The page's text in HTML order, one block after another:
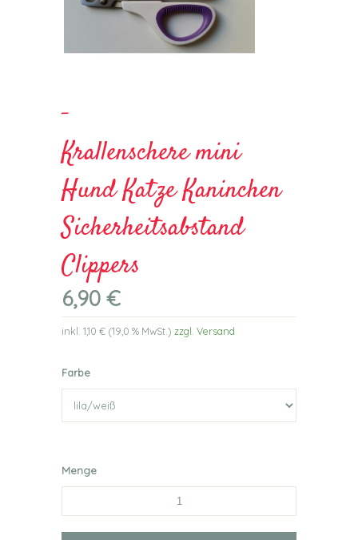
-
Krallenschere mini
Hund Katze Kaninchen
Sicherheitsabstand
Clippers
6,90 €
inkl.1,10 € (19,0 % MwSt.) zzgl. Versand
Farbe
Menge